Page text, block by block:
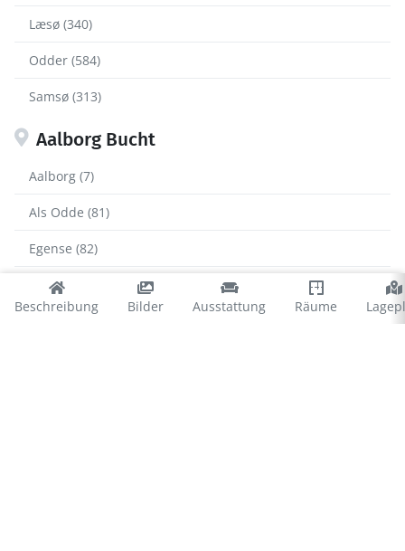
Beschreibung Bilder Ausstattung Räume
Læsø (340)
Odder (584)
Samsø (313)
Aalborg Bucht
Aalborg (7)
Als Odde (81)
Egense (82)
Hals (251)